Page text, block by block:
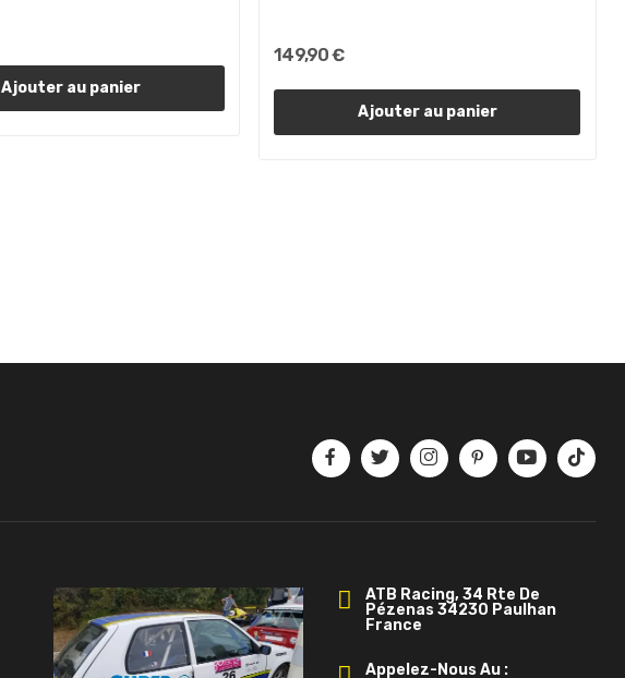
Ajouter au panier
149,90 €
Ajouter au panier
ATB Racing, 34 Rte De
Pézenas 34230 Paulhan
France
Appelez-Nous Au :